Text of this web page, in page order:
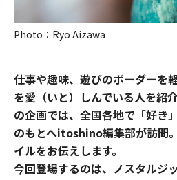
Photo：Ryo Aizawa
仕事や趣味、遊びのボーダーを
を愛（いと）しんでいる人を紹
の企画では、全国各地で「好き
のもとへitoshino編集部が訪問
イルをお伝えします。
今回登場するのは、ノスタルジ